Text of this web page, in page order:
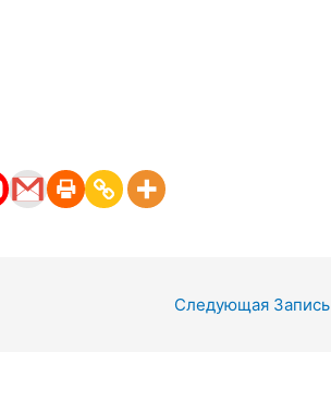
Следующая Запись